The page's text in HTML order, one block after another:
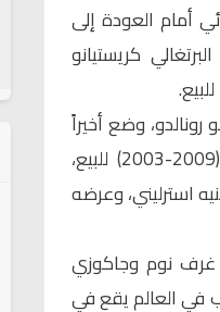
أمام العودة إلى
كريستيانو
رونالدو، وضع أخيراً
منزله الذي اشتراه أثناء حمله قميص فريق مانشستر يونايتد (2009-2003) للبيع،
سنة 2006 بقيمة 3.85 مليون جنيه استرليني، وعرضه
غرف نوم وجاكوزي
في العالم يقع في